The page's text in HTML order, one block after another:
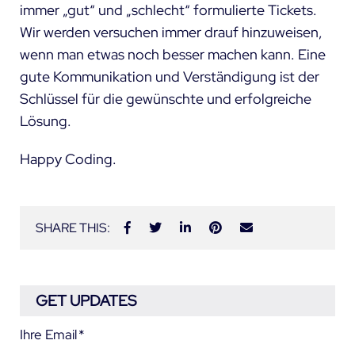
immer „gut“ und „schlecht“ formulierte Tickets.
Wir werden versuchen immer drauf hinzuweisen,
wenn man etwas noch besser machen kann. Eine
gute Kommunikation und Verständigung ist der
Schlüssel für die gewünschte und erfolgreiche
Lösung.
Happy Coding.
SHARE THIS:
GET UPDATES
Ihre Email*